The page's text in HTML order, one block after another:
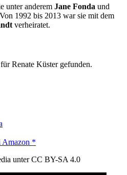
unter anderem Jane Fonda und
1992 bis 2013 war sie mit dem
verheiratet.
Renate Küster gefunden.
Amazon *
unter CC BY-SA 4.0